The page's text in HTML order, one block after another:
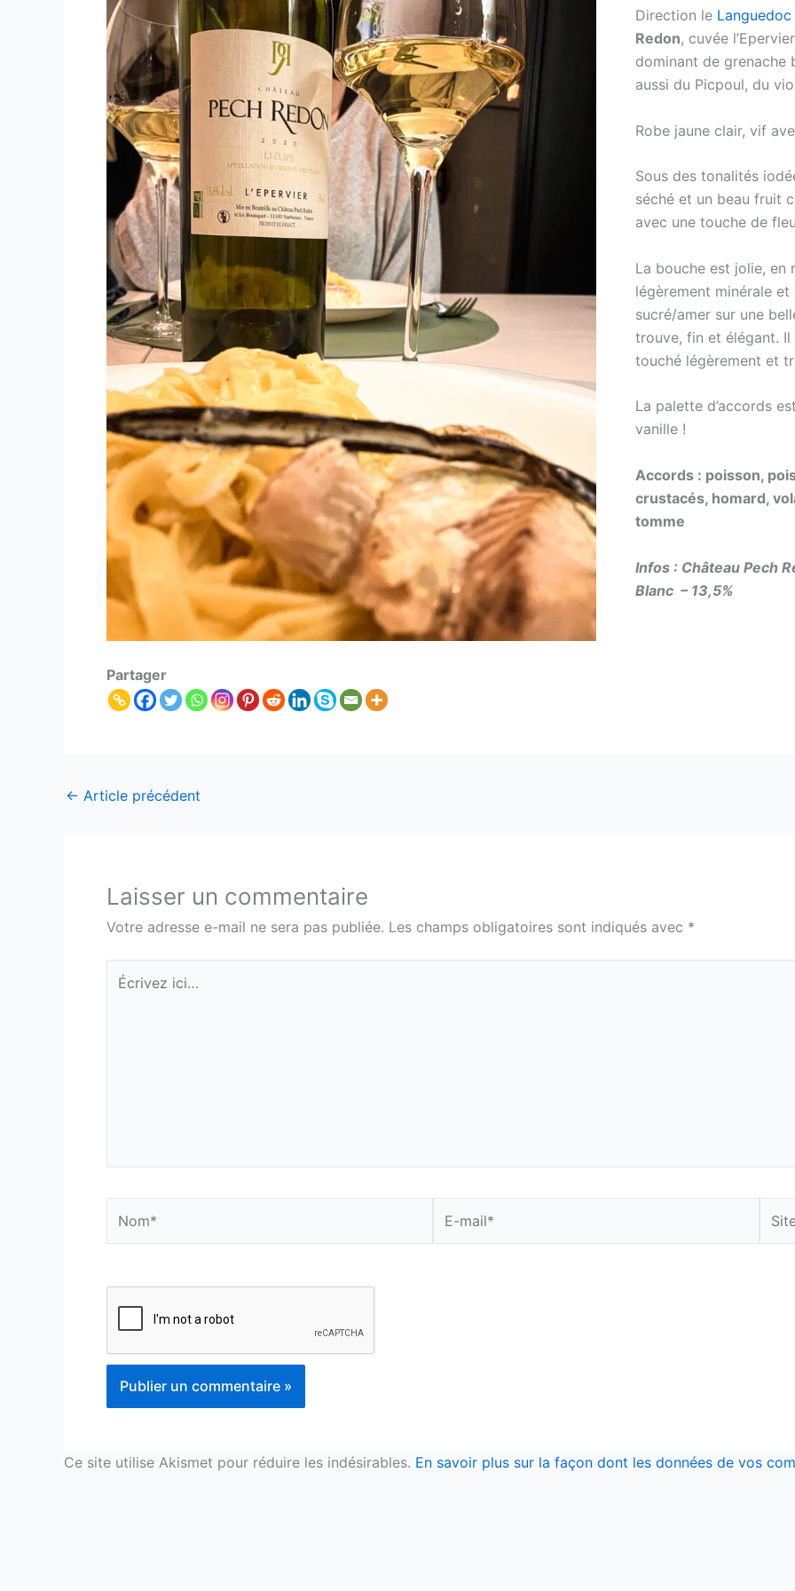
Direction le Languedoc
Redon, cuvée l’Epervier
dominant de
aussi du Picpoul, du
Robe jaune clair, vif
Sous des tonalités
séché et un beau fruit
avec une touche de
La bouche est jolie, en
légèrement minérale
sucré/amer sur une
trouve, fin et élégant. Il
touché légèrement et
La palette d’accords
vanille !
Accords : poisson,
crustacés, homard,
tomme
Infos : Château Pech
Blanc – 13,5%
Partager
← Article précédent
Laisser un commentaire
Votre adresse e-mail ne sera pas publiée. Les champs obligatoires sont indiqués avec *
Écrivez
ici…
mail*
Ce site utilise Akismet pour réduire les indésirables. En savoir plus sur la façon dont les données de vos